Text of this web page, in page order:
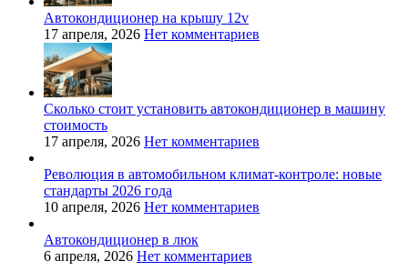
Автокондиционер на крышу 12v
17 апреля, 2026 Нет комментариев
Сколько стоит установить автокондиционер в машину
стоимость
17 апреля, 2026 Нет комментариев
Революция в автомобильном климат-контроле: новые
стандарты 2026 года
10 апреля, 2026 Нет комментариев
Автокондиционер в люк
6 апреля, 2026 Нет комментариев